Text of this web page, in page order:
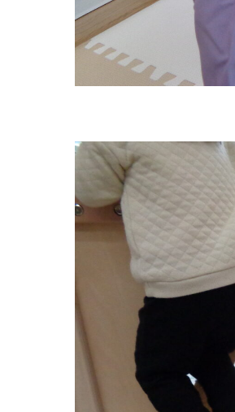
学校法⼈諏訪森学園 諏訪森幼稚園
⼤阪府私⽴幼稚園連盟
社会福祉法人野田福祉会